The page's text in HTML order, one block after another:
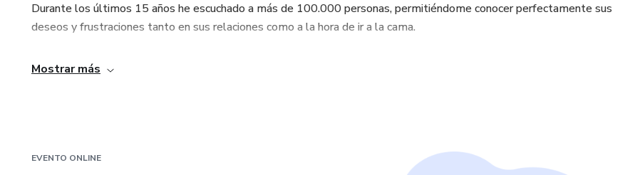
Durante los últimos 15 años he escuchado a más de 100.000 personas, permitiéndome conocer perfectamente sus
deseos y frustraciones tanto en sus relaciones como a la hora de ir a la cama.
Mi misión es que explores tu sexualidad como nunca antes la habías visto y te abras a un nuevo mundo de infinito
Mostrar más
EVENTO ONLINE